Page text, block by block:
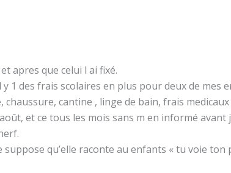
apres que celui l ai fixé.
1 des frais scolaires en plus pour deux de mes
chaussure, cantine , linge de bain, frais
et ce tous les mois sans m en informé
qu’elle raconte au enfants « tu voie